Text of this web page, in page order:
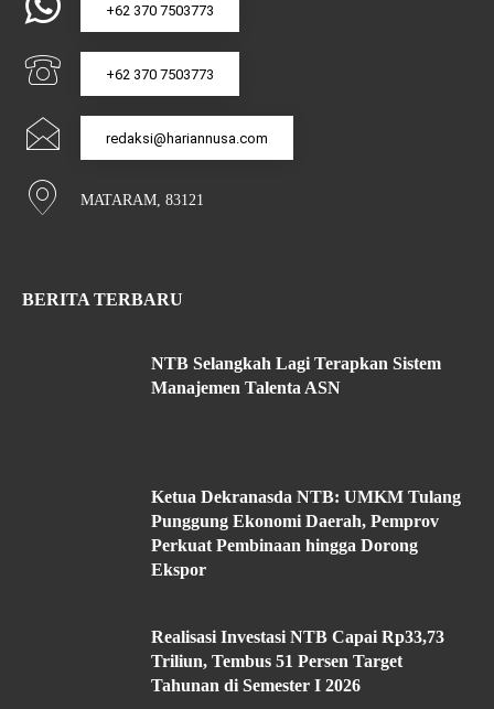
+62 370 7503773
+62 370 7503773
redaksi@hariannusa.com
MATARAM, 83121
BERITA TERBARU
NTB Selangkah Lagi Terapkan Sistem
Manajemen Talenta ASN
Ketua Dekranasda NTB: UMKM Tulang
Punggung Ekonomi Daerah, Pemprov
Perkuat Pembinaan hingga Dorong
Ekspor
Realisasi Investasi NTB Capai Rp33,73
Triliun, Tembus 51 Persen Target
Tahunan di Semester I 2026